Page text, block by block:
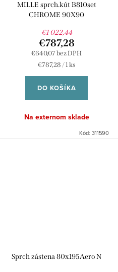
MILLE sprch.kút B810set
CHROME 90X90
€1 022,44
€640,07 bez DPH
€787,28
Jednotková
cena:
€787,28 / 1 ks
DO KOŠÍKA
Na externom sklade
Kód: 311590
Sprch zástena 80x195Aero N